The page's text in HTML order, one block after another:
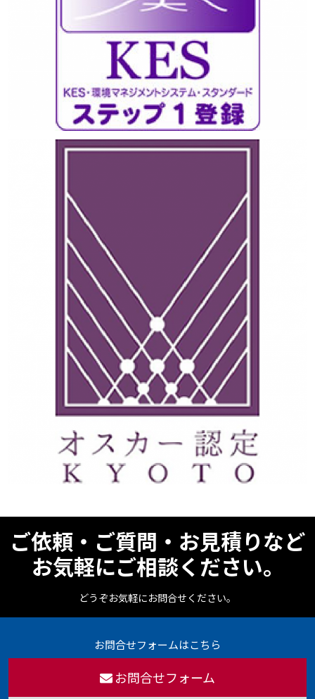
ご依頼・ご質問・お見積りなど
お気軽にご相談ください。
どうぞお気軽にお問合せください。
お問合せフォームはこちら
お問合せフォーム